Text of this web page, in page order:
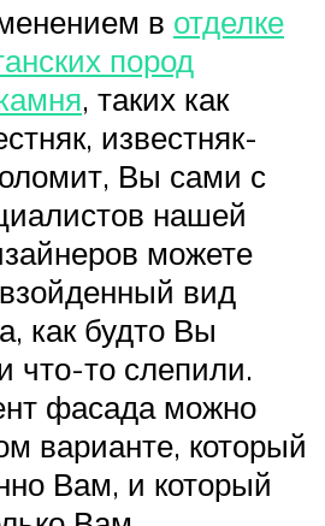
в отделке
пород
, таких как
известняк-
Вы сами с
нашей
можете
вид
как будто Вы
что-то слепили.
фасада можно
варианте, который
Вам, и который